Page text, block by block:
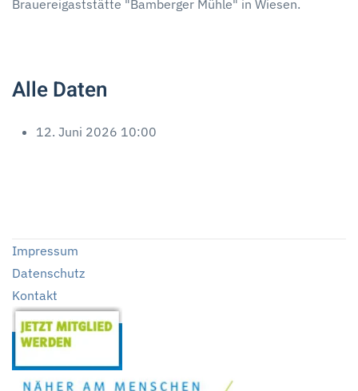
Brauereigaststätte "Bamberger Mühle" in Wiesen.
Alle Daten
12. Juni 2026 10:00
Impressum
Datenschutz
Kontakt